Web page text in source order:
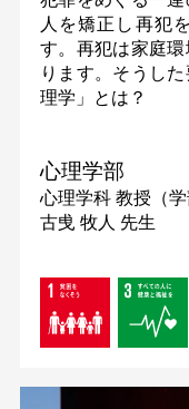
人を矯正し再犯
す。再犯は家庭
ります。そうし
理学」とは？
心理学部
心理学科 教授（学
古曵 牧人 先生